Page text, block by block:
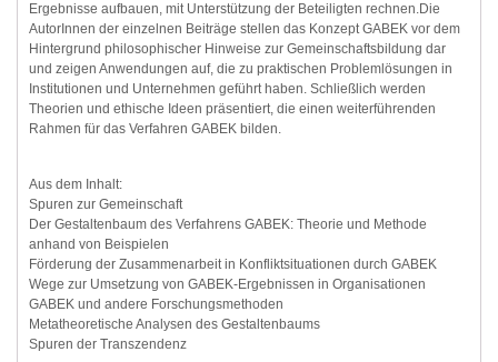
Ergebnisse aufbauen, mit Unterstützung der Beteiligten rechnen.Die
AutorInnen der einzelnen Beiträge stellen das Konzept GABEK vor dem
Hintergrund philosophischer Hinweise zur Gemeinschaftsbildung dar
und zeigen Anwendungen auf, die zu praktischen Problemlösungen in
Institutionen und Unternehmen geführt haben. Schließlich werden
Theorien und ethische Ideen präsentiert, die einen weiterführenden
Rahmen für das Verfahren GABEK bilden.
Aus dem Inhalt:
Spuren zur Gemeinschaft
Der Gestaltenbaum des Verfahrens GABEK: Theorie und Methode
anhand von Beispielen
Förderung der Zusammenarbeit in Konfliktsituationen durch GABEK
Wege zur Umsetzung von GABEK-Ergebnissen in Organisationen
GABEK und andere Forschungsmethoden
Metatheoretische Analysen des Gestaltenbaums
Spuren der Transzendenz